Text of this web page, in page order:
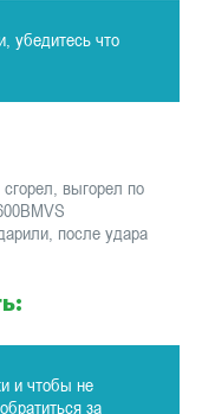
убедитесь что
выгорел по
после удара
и чтобы не
за